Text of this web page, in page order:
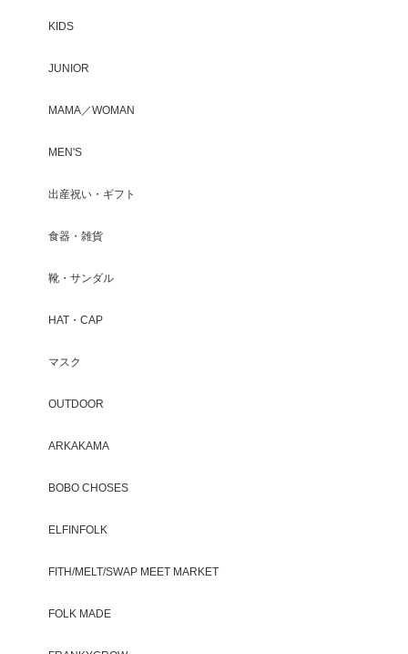
KIDS
JUNIOR
MAMA／WOMAN
MEN'S
出産祝い・ギフト
食器・雑貨
靴・サンダル
HAT・CAP
マスク
OUTDOOR
ARKAKAMA
BOBO CHOSES
ELFINFOLK
FITH/MELT/SWAP MEET MARKET
FOLK MADE